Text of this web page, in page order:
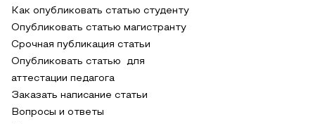
Как опубликовать статью студенту
Опубликовать статью магистранту
Срочная публикация статьи
Опубликовать статью для
аттестации педагога
Заказать написание статьи
Вопросы и ответы